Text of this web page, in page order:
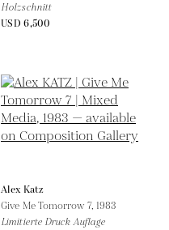
Holzschnitt
USD 6,500
Alex Katz
Give Me Tomorrow 7, 1983
Limitierte Druck Auflage